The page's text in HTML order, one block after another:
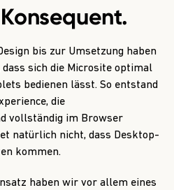
bis zur Umsetzung haben
sich die Microsite optimal
bedienen lässt. So entstand
die
vollständig im Browser
natürlich nicht, dass Desktop-
kommen.
haben wir vor allem eines